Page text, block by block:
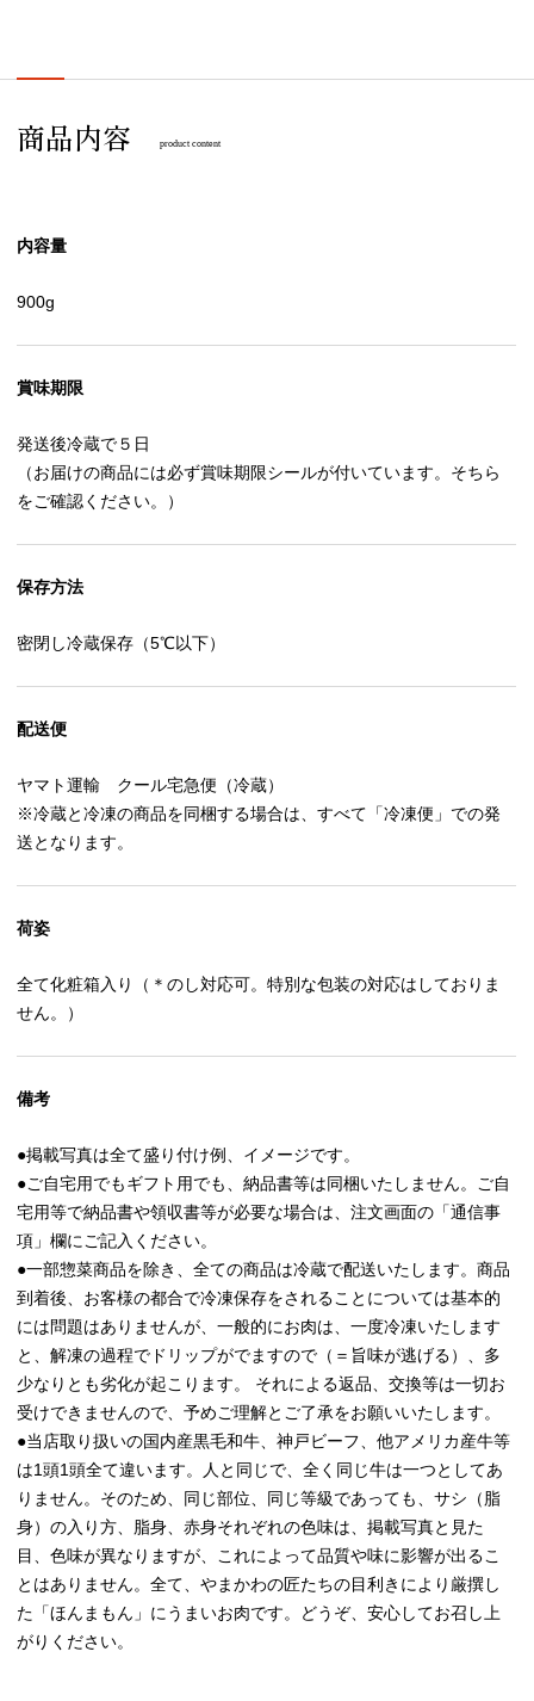
商品内容 product content
内容量
900g
賞味期限
発送後冷蔵で５日
（お届けの商品には必ず賞味期限シールが付いています。そちら
をご確認ください。）
保存方法
密閉し冷蔵保存（5℃以下）
配送便
ヤマト運輸 クール宅急便（冷蔵）
※冷蔵と冷凍の商品を同梱する場合は、すべて「冷凍便」での発
送となります。
荷姿
全て化粧箱入り（＊のし対応可。特別な包装の対応はしておりま
せん。）
備考
●掲載写真は全て盛り付け例、イメージです。
●ご自宅用でもギフト用でも、納品書等は同梱いたしません。ご自
宅用等で納品書や領収書等が必要な場合は、注文画面の「通信事
項」欄にご記入ください。
●一部惣菜商品を除き、全ての商品は冷蔵で配送いたします。商品
到着後、お客様の都合で冷凍保存をされることについては基本的
には問題はありませんが、一般的にお肉は、一度冷凍いたします
と、解凍の過程でドリップがでますので（＝旨味が逃げる）、多
少なりとも劣化が起こります。 それによる返品、交換等は一切お
受けできませんので、予めご理解とご了承をお願いいたします。
●当店取り扱いの国内産黒毛和牛、神戸ビーフ、他アメリカ産牛等
は1頭1頭全て違います。人と同じで、全く同じ牛は一つとしてあ
りません。そのため、同じ部位、同じ等級であっても、サシ（脂
身）の入り方、脂身、赤身それぞれの色味は、掲載写真と見た
目、色味が異なりますが、これによって品質や味に影響が出るこ
とはありません。全て、やまかわの匠たちの目利きにより厳撰し
た「ほんまもん」にうまいお肉です。どうぞ、安心してお召し上
がりください。